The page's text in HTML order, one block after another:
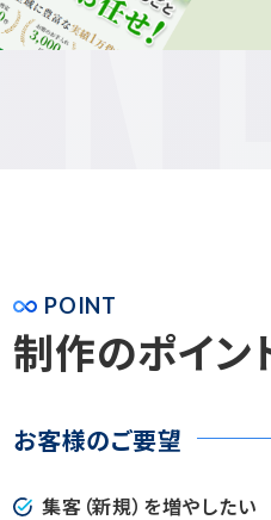
POINT
制作のポイン
お客様のご要望
集客（新規）を増やしたい